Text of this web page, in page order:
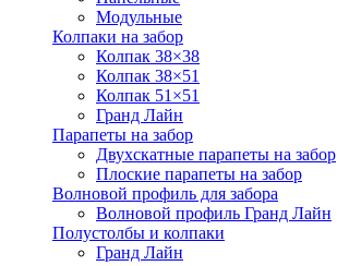
Модульные
Колпаки на забор
Колпак 38×38
Колпак 38×51
Колпак 51×51
Гранд Лайн
Парапеты на забор
Двухскатные парапеты на забор
Плоские парапеты на забор
Волновой профиль для забора
Волновой профиль Гранд Лайн
Полустолбы и колпаки
Гранд Лайн